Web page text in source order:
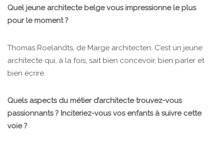
Quel jeune architecte belge vous impressionne le plus
pour le moment ?
Thomas Roelandts, de Marge architecten. C’est un jeune
architecte qui, à la fois, sait bien concevoir, bien parler et
bien écrire.
Quels aspects du métier d’architecte trouvez-vous
passionnants ? Inciteriez-vous vos enfants à suivre cette
voie ?